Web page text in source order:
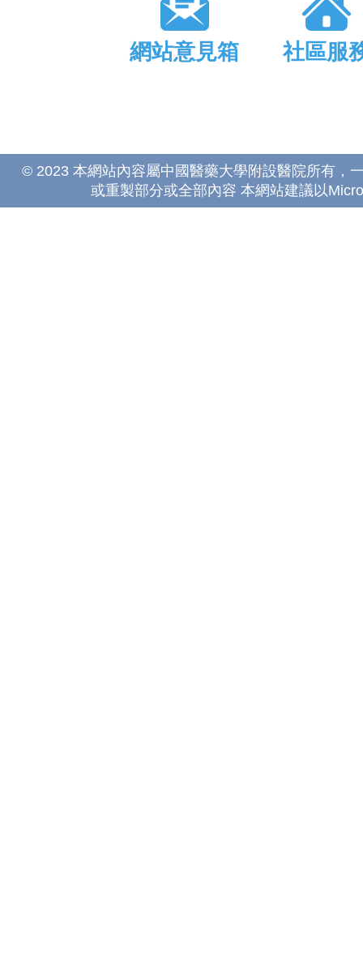
網站意見箱 社區服
© 2023 本網站內容屬中國醫藥大學附設醫院所有，
或重製部分或全部內容 本網站建議以